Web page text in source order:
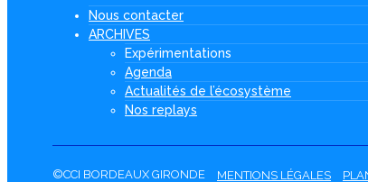
Nous contacter
ARCHIVES
Expérimentations
Agenda
Actualités de l’écosystème
Nos replays
©CCI BORDEAUX GIRONDE MENTIONS LÉGALES